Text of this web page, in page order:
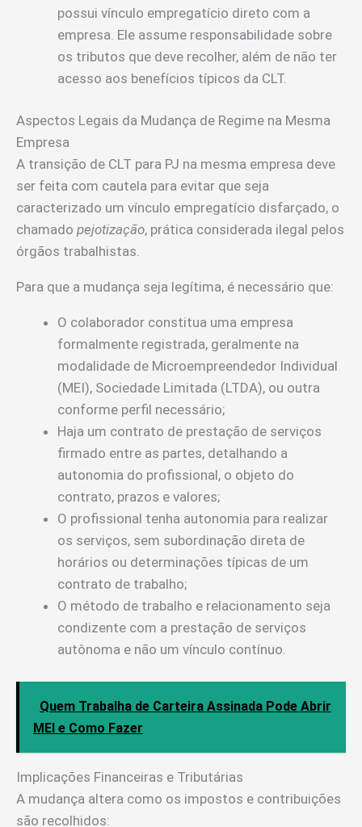
possui vínculo empregatício direto com a
empresa. Ele assume responsabilidade sobre
os tributos que deve recolher, além de não ter
acesso aos benefícios típicos da CLT.
Aspectos Legais da Mudança de Regime na Mesma
Empresa
A transição de CLT para PJ na mesma empresa deve
ser feita com cautela para evitar que seja
caracterizado um vínculo empregatício disfarçado, o
chamado pejotização, prática considerada ilegal pelos
órgãos trabalhistas.
Para que a mudança seja legítima, é necessário que:
O colaborador constitua uma empresa
formalmente registrada, geralmente na
modalidade de Microempreendedor Individual
(MEI), Sociedade Limitada (LTDA), ou outra
conforme perfil necessário;
Haja um contrato de prestação de serviços
firmado entre as partes, detalhando a
autonomia do profissional, o objeto do
contrato, prazos e valores;
O profissional tenha autonomia para realizar
os serviços, sem subordinação direta de
horários ou determinações típicas de um
contrato de trabalho;
O método de trabalho e relacionamento seja
condizente com a prestação de serviços
autônoma e não um vínculo contínuo.
Quem Trabalha de Carteira Assinada Pode Abrir
MEI e Como Fazer
Implicações Financeiras e Tributárias
A mudança altera como os impostos e contribuições
são recolhidos: